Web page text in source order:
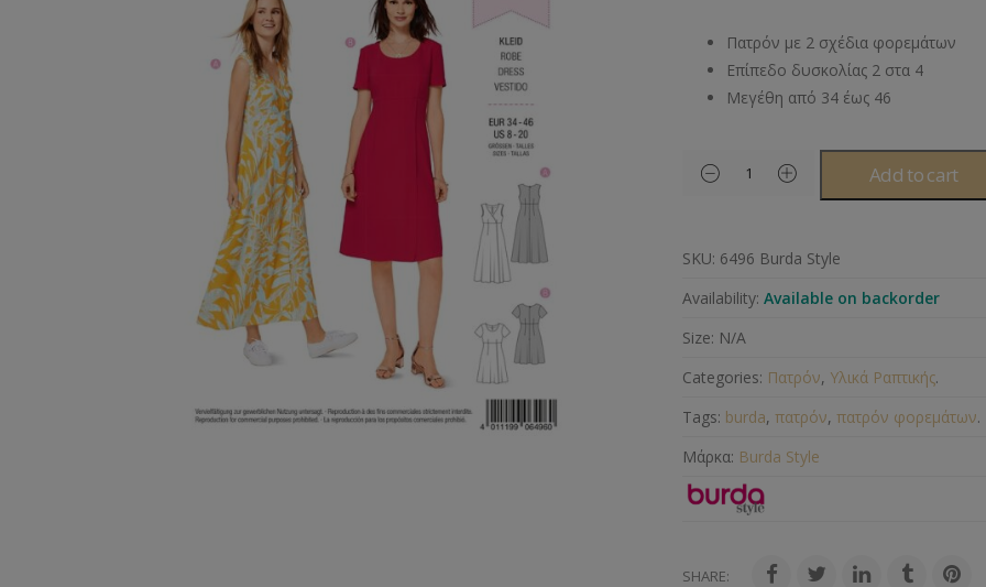
Μοντγκόμερι
Άλλα Υλικά
Πατρόν με 2 σχέδια φορεμάτων
Επίπεδο δυσκολίας 2 στα 4
Μεγέθη από 34 έως 46
Add to cart
SKU: 6496 Burda Style
Availability: Available on backorder
Size: N/A
Categories: Πατρόν, Υλικά Ραπτικής.
Tags: burda,πατρόν,πατρόν φορεμάτων.
Μάρκα: Burda Style
SHARE: